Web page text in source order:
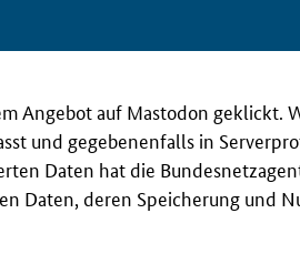
Angebot auf Mastodon geklickt.
und gegebenenfalls in
Daten hat die
Daten, deren Speicherung und